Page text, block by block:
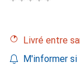
Livré entre
M'informer